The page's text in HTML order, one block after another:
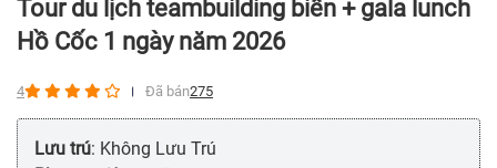
Tour du lịch teambuilding biển + gala lunch
Hồ Cốc 1 ngày năm 2026
4 Đã bán275
Lưu trú: Không Lưu Trú